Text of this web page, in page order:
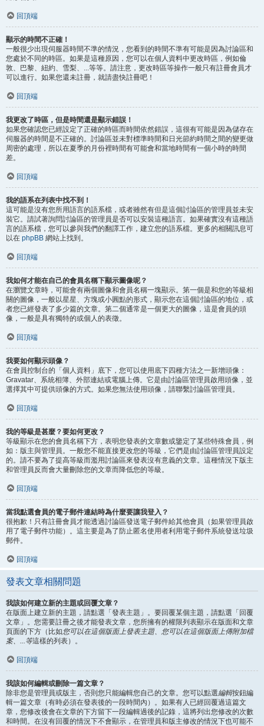
回頂端
顯示的時間不正確！
一般很少出現伺服器時間不準的情況，您看到的時間不準有可能是因為討論區和
您處於不同的時區。如果是這種原因，您可以在個人資料中更改時區，例如倫
敦、巴黎、紐約、雪梨、...等等。請注意，更改時區等操作一般只有註冊會員才
可以進行。如果您還未註冊，就請盡快註冊吧！
回頂端
我更改了時區，但是時間還是顯示錯誤！
如果您確認您已經設定了正確的時區而時間依然錯誤，這很有可能是因為儲存在
伺服器的時間是不正確的。討論區並未對標準時間和日光節約時間之間的變更做
周密的處理，所以在夏季的月份裡時間有可能會和當地時間有一個小時的時間
差。
回頂端
我的語系在列表中找不到！
這可能是沒有您所用語言的語系檔，或者雖然有但是這個討論區的管理員並未安
裝它。請試著詢問討論區的管理員是否可以安裝這種語言。如果確實沒有這種語
言的語系檔，您可以參與我們的翻譯工作，建立您的語系檔。更多的相關訊息可
以在 phpBB 網站上找到。
回頂端
我如何才能在自己的會員名稱下顯示圖像呢？
在瀏覽文章時，可能會有兩個圖像和會員名稱一塊顯示。第一個是和您的等級相
關的圖像，一般以星星、方塊或小圓點的形式，顯示您在這個討論區的地位，或
者您已經發表了多少篇的文章。第二個通常是一個更大的圖像，這是會員的頭
像，一般是具有獨特的或個人的表徵。
回頂端
我要如何顯示頭像？
在會員控制台的「個人資料」底下，您可以使用底下四種方法之一新增頭像：
Gravatar、系統相簿、外部連結或電腦上傳。它是由討論區管理員啟用頭像，並
選擇其中可提供頭像的方式。如果您無法使用頭像，請聯繫討論區管理員。
回頂端
我的等級是甚麼？要如何更改？
等級顯示在您的會員名稱下方，表明您發表的文章數或鑒定了某些特殊會員，例
如：版主與管理員。一般您不能直接更改您的等級，它們是由討論區管理員設定
的。請不要為了提高等級而濫用討論區來發表沒有意義的文章。這種情況下版主
和管理員反而會大量刪除您的文章而降低您的等級。
回頂端
當我點選會員的電子郵件連結時為什麼要讓我登入？
很抱歉！只有註冊會員才能透過討論區發送電子郵件給其他會員（如果管理員啟
用了電子郵件功能）。這主要是為了防止匿名使用者利用電子郵件系統發送垃圾
郵件。
回頂端
發表文章相關問題
我該如何建立新的主題或回覆文章？
在版面上建立新的主題，請點選「發表主題」。要回覆某個主題，請點選「回覆
文章」。您需要註冊之後才能發表文章，您所擁有的權限列表顯示在版面和文章
頁面的下方（比如您可以在這個版面上發表主題、您可以在這個版面上傳附加檔
案、...等這樣的列表）。
回頂端
我該如何編輯或刪除一篇文章？
除非您是管理員或版主，否則您只能編輯您自己的文章。您可以點選編輯按鈕編
輯一篇文章（有時必須在發表後的一段時間內）。如果有人已經回覆過這篇文
章，您修改後會在文章的下方留下一段編輯過後的記錄，這將列出您修改的次數
和時間。在沒有回覆的情況下不會顯示，在管理員和版主修改的情況下也可能不